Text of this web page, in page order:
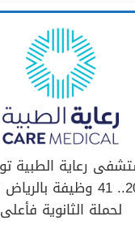
رعاية الطبية
2026.. 41 وظيفة
لحملة الثانوية فأعلى